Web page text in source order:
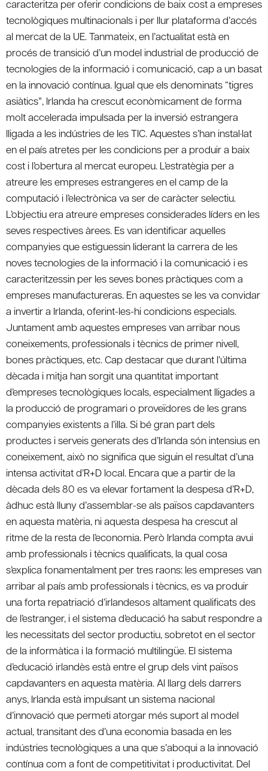
caracteritza per oferir condicions de baix cost a empreses
tecnològiques multinacionals i per llur plataforma d’accés
al mercat de la UE. Tanmateix, en l’actualitat està en
procés de transició d’un model industrial de producció de
tecnologies de la informació i comunicació, cap a un basat
en la innovació contínua. Igual que els denominats “tigres
asiàtics”, Irlanda ha crescut econòmicament de forma
molt accelerada impulsada per la inversió estrangera
lligada a les indústries de les TIC. Aquestes s’han instal·lat
en el país atretes per les condicions per a produir a baix
cost i l’obertura al mercat europeu. L’estratègia per a
atreure les empreses estrangeres en el camp de la
computació i l’electrònica va ser de caràcter selectiu.
L’objectiu era atreure empreses considerades líders en les
seves respectives àrees. Es van identificar aquelles
companyies que estiguessin liderant la carrera de les
noves tecnologies de la informació i la comunicació i es
caracteritzessin per les seves bones pràctiques com a
empreses manufactureras. En aquestes se les va convidar
a invertir a Irlanda, oferint-les-hi condicions especials.
Juntament amb aquestes empreses van arribar nous
coneixements, professionals i tècnics de primer nivell,
bones pràctiques, etc. Cap destacar que durant l’última
dècada i mitja han sorgit una quantitat important
d’empreses tecnològiques locals, especialment lligades a
la producció de programari o proveïdores de les grans
companyies existents a l’illa. Si bé gran part dels
productes i serveis generats des d’Irlanda són intensius en
coneixement, això no significa que siguin el resultat d’una
intensa activitat d’R+D local. Encara que a partir de la
dècada dels 80 es va elevar fortament la despesa d’R+D,
àdhuc està lluny d’assemblar-se als països capdavanters
en aquesta matèria, ni aquesta despesa ha crescut al
ritme de la resta de l’economia. Però Irlanda compta avui
amb professionals i tècnics qualificats, la qual cosa
s’explica fonamentalment per tres raons: les empreses van
arribar al país amb professionals i tècnics, es va produir
una forta repatriació d’irlandesos altament qualificats des
de l’estranger, i el sistema d’educació ha sabut respondre a
les necessitats del sector productiu, sobretot en el sector
de la informàtica i la formació multilingüe. El sistema
d’educació irlandès està entre el grup dels vint països
capdavanters en aquesta matèria. Al llarg dels darrers
anys, Irlanda està impulsant un sistema nacional
d’innovació que permeti atorgar més suport al model
actual, transitant des d’una economia basada en les
indústries tecnològiques a una que s’aboqui a la innovació
contínua com a font de competitivitat i productivitat. Del